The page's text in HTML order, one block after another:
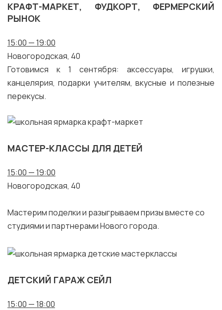
КРАФТ-МАРКЕТ, ФУДКОРТ, ФЕРМЕРСКИЙ
РЫНОК
15:00 — 19:00
Новогородская, 40
Готовимся к 1 сентября: аксессуары, игрушки,
канцелярия, подарки учителям, вкусные и полезные
перекусы.
МАСТЕР-КЛАССЫ ДЛЯ ДЕТЕЙ
15:00 — 19:00
Новогородская, 40
Мастерим поделки и разыгрываем призы вместе со
студиями и партнерами Нового города.
ДЕТСКИЙ ГАРАЖ СЕЙЛ
15:00 — 18:00